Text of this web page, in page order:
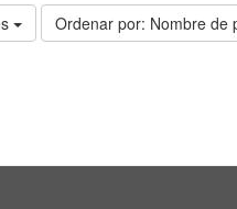
Ordenar por: Nombre de